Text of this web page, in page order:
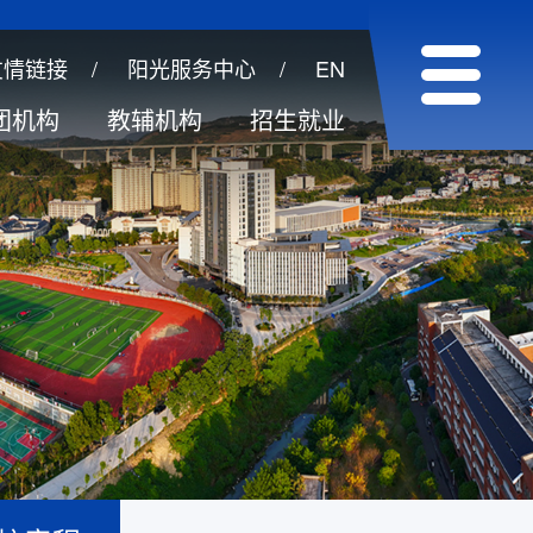
链接 / 阳光服务中心 / EN
机构 教辅机构 招生就业